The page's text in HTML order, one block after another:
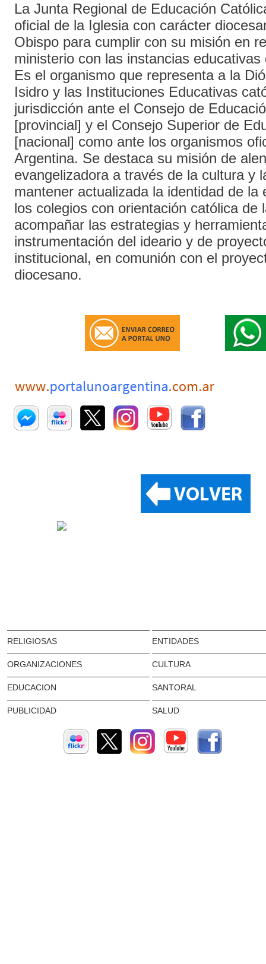
La Junta Regional de Educación
oficial de la Iglesia con carácter
Obispo para cumplir con su misión en
ministerio con las instancias
Es el organismo que representa a la
Isidro y las Instituciones Educativas
jurisdicción ante el Consejo de
[provincial] y el Consejo Superior de
[nacional] como ante los organismos
Argentina. Se destaca su misión de
evangelizadora a través de la cultura y
mantener actualizada la identidad de la
los colegios con orientación católica de
acompañar las estrategias y
instrumentación del ideario y de
institucional, en comunión con el
diocesano.
RELIGIOSAS ENTIDADES
ORGANIZACIONES CULTURA
EDUCACION SANTORAL
PUBLICIDAD SALUD